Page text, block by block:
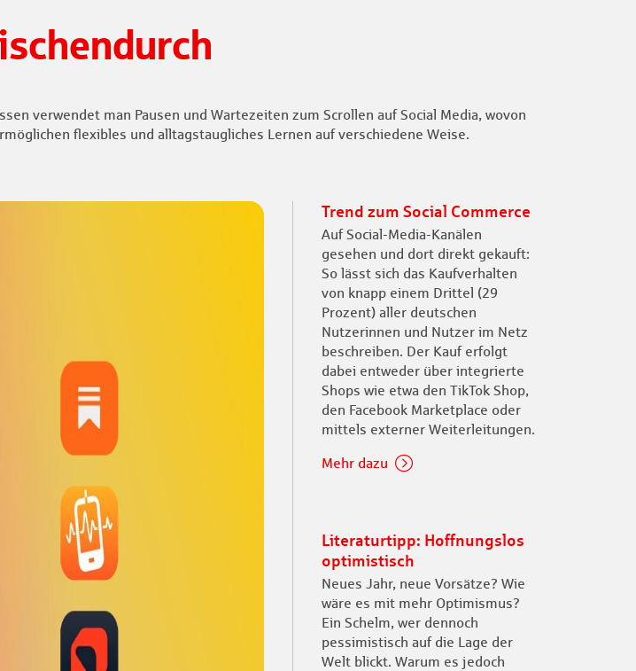
verwendet man Pausen und Wartezeiten zum Scrollen auf Social Media, wovon
flexibles und alltagstaugliches Lernen auf verschiedene Weise.
Trend zum Social Commerce
Auf Social-Media-Kanälen
gesehen und dort direkt gekauft:
So lässt sich das Kaufverhalten
von knapp einem Drittel (29
Prozent) aller deutschen
Nutzerinnen und Nutzer im Netz
beschreiben. Der Kauf erfolgt
dabei entweder über integrierte
Shops wie etwa den TikTok Shop,
den Facebook Marketplace oder
mittels externer Weiterleitungen.
Mehr dazu
Literaturtipp: Hoffnungslos
optimistisch
Neues Jahr, neue Vorsätze? Wie
wäre es mit mehr Optimismus?
Ein Schelm, wer dennoch
pessimistisch auf die Lage der
Welt blickt. Warum es jedoch